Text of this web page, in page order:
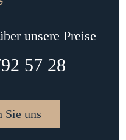
unsere Preise
57 28
Sie uns